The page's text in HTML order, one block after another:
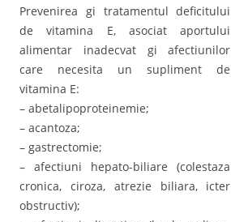
Prevenirea gi tratamentul deficitului
de vitamina E, asociat aportului
alimentar inadecvat gi afectiunilor
care necesita un supliment de
vitamina E:
– abetalipoproteinemie;
– acantoza;
– gastrectomie;
– afectiuni hepato-biliare (colestaza
cronica, ciroza, atrezie biliara, icter
obstructiv);